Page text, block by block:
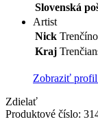
Slovenská
Artist
Nick
Kraj
Zobraziť profil
Zdielať
Produktové číslo: